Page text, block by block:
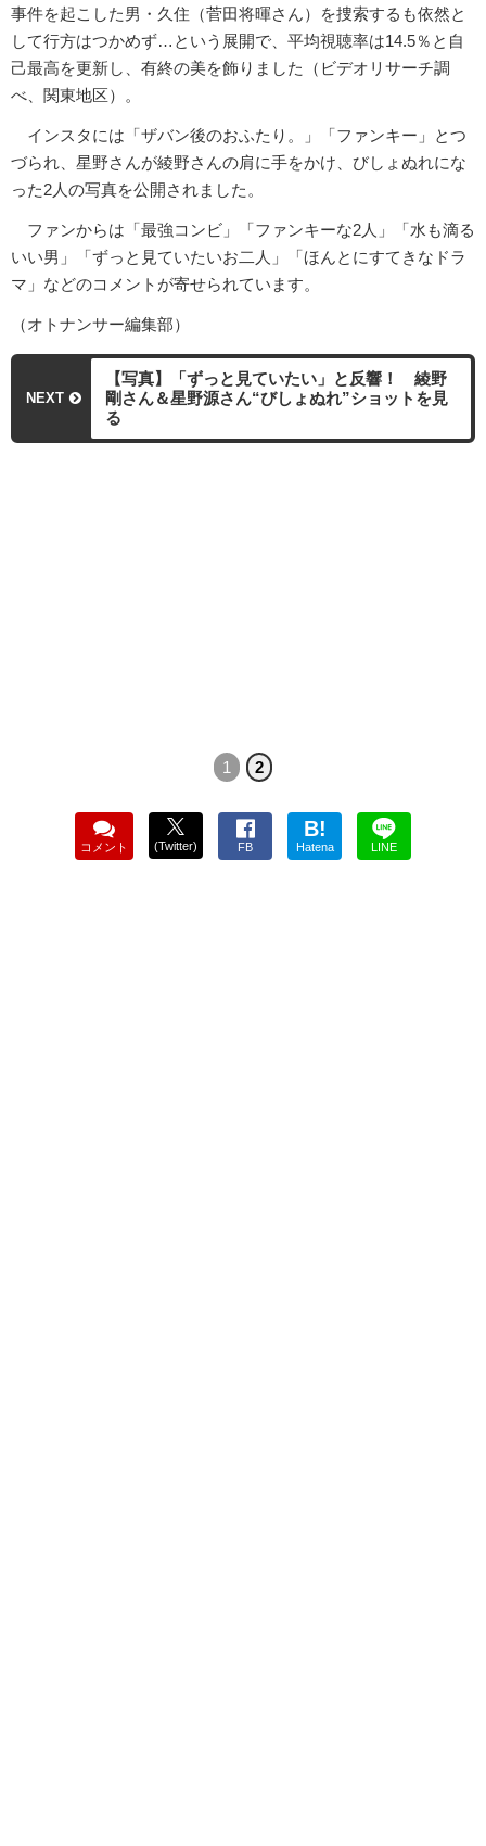
事件を起こした男・久住（菅田将暉さん）を捜索するも依然と
して行方はつかめず…という展開で、平均視聴率は14.5％と自
己最高を更新し、有終の美を飾りました（ビデオリサーチ調
べ、関東地区）。
インスタには「ザバン後のおふたり。」「ファンキー」とつ
づられ、星野さんが綾野さんの肩に手をかけ、びしょぬれにな
った2人の写真を公開されました。
ファンからは「最強コンビ」「ファンキーな2人」「水も滴る
いい男」「ずっと見ていたいお二人」「ほんとにすてきなドラ
マ」などのコメントが寄せられています。
（オトナンサー編集部）
NEXT
【写真】「ずっと見ていたい」と反響！ 綾野
剛さん＆星野源さん“びしょぬれ”ショットを見
る
1 2
コメント (Twitter) FB
B!
Hatena LINE